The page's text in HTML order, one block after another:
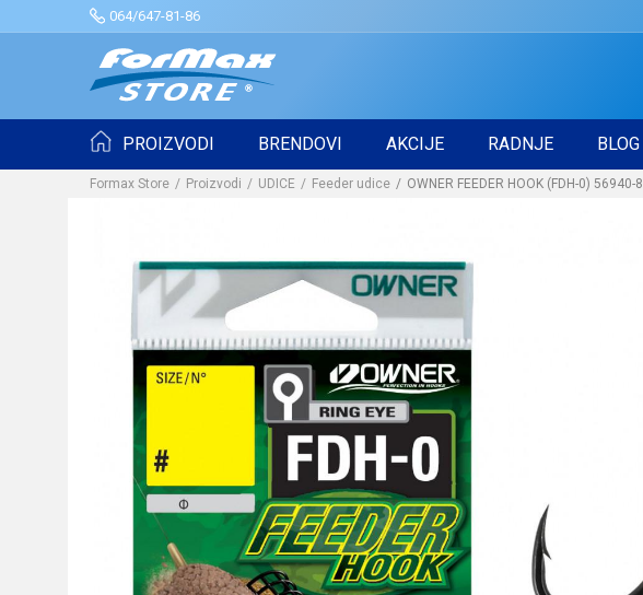
064/647-81-86
PROIZVODI BRENDOVI AKCIJE RADNJE BLOG
Formax Store Proizvodi UDICE Feeder udice OWNER FEEDER HOOK (FDH-0) 56940-8